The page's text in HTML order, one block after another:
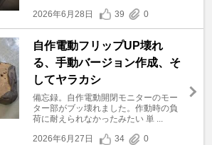
2026年6月28日
39 0
自作電動フリップUP壊れ
る、手動バージョン作成、そ
してヤラカシ
備忘録。自作電動開閉モニターのモー
ター部がブッ壊れました。作動時の負
荷に耐えられなかったみたい 単 ...
2026年6月27日
34 0